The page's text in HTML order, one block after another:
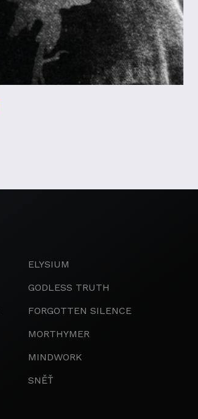
ELYSIUM
GODLESS TRUTH
FORGOTTEN SILENCE
MORTHYMER
MINDWORK
SNĚŤ